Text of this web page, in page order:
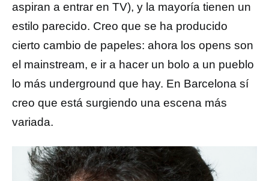
aspiran a entrar en TV), y la mayoría tienen un
estilo parecido. Creo que se ha producido
cierto cambio de papeles: ahora los opens son
el mainstream, e ir a hacer un bolo a un pueblo
lo más underground que hay. En Barcelona sí
creo que está surgiendo una escena más
variada.